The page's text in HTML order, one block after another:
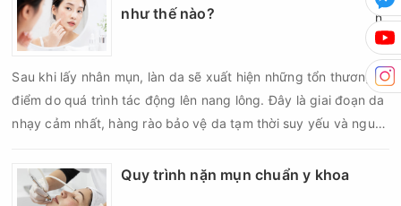
thâm hoặc sẹo khó phục hồi.
như thế nào?
Sau khi lấy nhân mụn, làn da sẽ xuất hiện những tổn thương vi
điểm do quá trình tác động lên nang lông. Đây là giai đoạn da
nhạy cảm nhất, hàng rào bảo vệ da tạm thời suy yếu và nguy
nếu chăm sóc không đúng cách. Chính vì vậy, việc chăm sóc
da sau nặn mụn không chỉ giúp vùng da hồi phục nhanh hơn
Quy trình nặn mụn chuẩn y khoa